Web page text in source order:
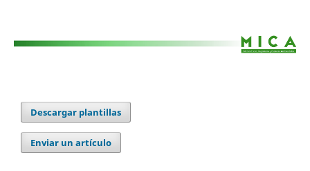
Descargar plantillas
Enviar un artículo